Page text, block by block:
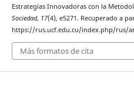
Estrategias Innovadoras con la
Sociedad, 17(4), e5271. Recuperado a
https://rus.ucf.edu.cu/index.php/rus/
Más formatos de cita